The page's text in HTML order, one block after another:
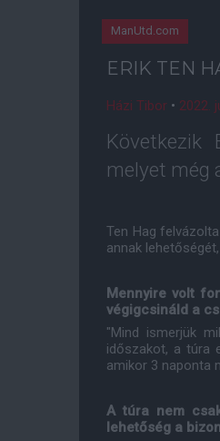
ManUtd.com
ERIK TEN
Házi Tibor • 2022.
Következik
melyet még
Ten Hag
annak
Mennyire volt
végigcsináld a
"Mind ismerjük
időszakot, a túra
amikor 3 naponta
A túra nem
lehetőség a